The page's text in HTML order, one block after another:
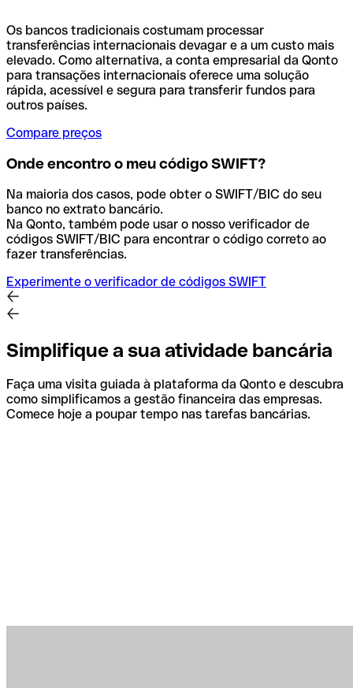
Os bancos tradicionais costumam processar
transferências internacionais devagar e a um custo mais
elevado. Como alternativa, a conta empresarial da Qonto
para transações internacionais oferece uma solução
rápida, acessível e segura para transferir fundos para
outros países.
Compare preços
Onde encontro o meu código SWIFT?
Na maioria dos casos, pode obter o SWIFT/BIC do seu
banco no extrato bancário.
Na Qonto, também pode usar o nosso verificador de
códigos SWIFT/BIC para encontrar o código correto ao
fazer transferências.
Experimente o verificador de códigos SWIFT
Simplifique a sua atividade bancária
Faça uma visita guiada à plataforma da Qonto e descubra
como simplificamos a gestão financeira das empresas.
Comece hoje a poupar tempo nas tarefas bancárias.